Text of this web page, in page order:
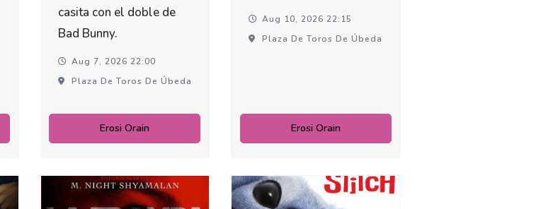
casita con el doble de
Bad Bunny.
Aug 7, 2026 22:00
Plaza De Toros De Úbeda
Erosi Orain
Aug 10, 2026 22:15
Plaza De Toros De Úbeda
Erosi Orain